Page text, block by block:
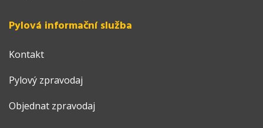
Pylová informační služba
Kontakt
Pylový zpravodaj
Objednat zpravodaj